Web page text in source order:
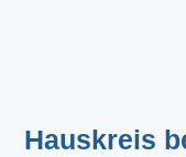
Hauskreis